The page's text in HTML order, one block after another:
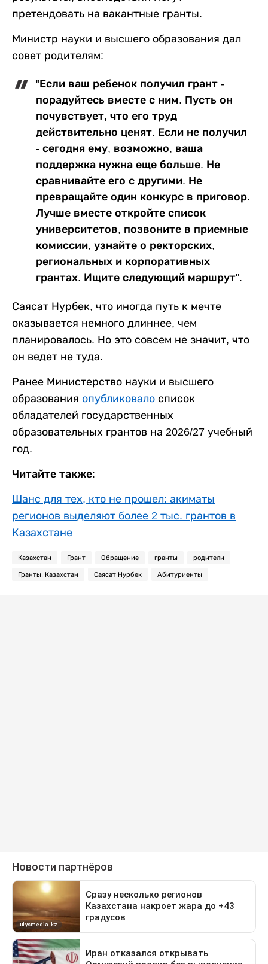
претендовать на вакантные гранты.
Министр науки и высшего образования дал
совет родителям:
"Если ваш ребенок получил грант -
порадуйтесь вместе с ним. Пусть он
почувствует, что его труд
действительно ценят. Если не получил
- сегодня ему, возможно, ваша
поддержка нужна еще больше. Не
сравнивайте его с другими. Не
превращайте один конкурс в приговор.
Лучше вместе откройте список
университетов, позвоните в приемные
комиссии, узнайте о ректорских,
региональных и корпоративных
грантах. Ищите следующий маршрут".
Саясат Нурбек, что иногда путь к мечте
оказывается немного длиннее, чем
планировалось. Но это совсем не значит, что
он ведет не туда.
Ранее Министерство науки и высшего
образования опубликовало список
обладателей государственных
образовательных грантов на 2026/27 учебный
год.
Читайте также:
Шанс для тех, кто не прошел: акиматы
регионов выделяют более 2 тыс. грантов в
Казахстане
Казахстан Грант Обращение гранты родители
Гранты. Казахстан Саясат Нурбек Абитуриенты